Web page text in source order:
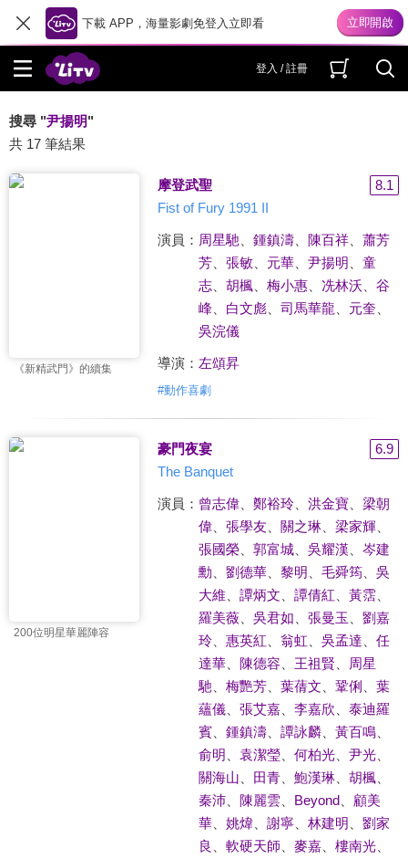
下載 APP，海量影劇免登入立即看
登入 / 註冊
搜尋 "尹揚明"
共 17 筆結果
《新精武門》的續集
摩登武聖
8.1
Fist of Fury 1991 II
演員： 周星馳 鍾鎮濤、 陳百祥、 蕭芳
芳、 張敏、 元華、 尹揚明
童
志、 胡楓、 梅小惠、 冼林沃
谷
峰、 白文彪、 司馬華龍 元奎
吳浣儀
導演： 左頌昇
#動作喜劇
200位明星華麗陣容
豪門夜宴
6.9
The Banquet
演員： 曾志偉、 鄭裕玲、 洪金寶、 梁朝
偉、 張學友、 關之琳、 梁家輝、
張國榮、 郭富城、 吳耀漢
岑建
勳
劉德華、 黎明 毛舜筠、 吳
大維、 譚炳文 譚倩紅 黃霑、
羅美薇、 吳君如 張曼玉
劉嘉
玲、 惠英紅 翁虹、 吳孟達
任
達華、 陳德容 王祖賢
周星
馳
梅艷芳、 葉蒨文 鞏俐
葉
蘊儀、 張艾嘉、 李嘉欣
泰迪羅
賓、 鍾鎮濤、 譚詠麟、 黃百鳴、
俞明
袁潔瑩、 何柏光、 尹光、
關海山
田青、 鮑漢琳、 胡楓、
秦沛、 陳麗雲、 Beyond、 顧美
華、 姚煒、 謝寧、 林建明
劉家
良
軟硬天師、 麥嘉、 樓南光、